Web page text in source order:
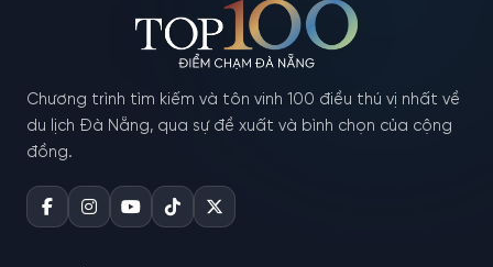
Chương trình tìm kiếm và tôn vinh 100 điều thú vị nhất về
du lịch Đà Nẵng, qua sự đề xuất và bình chọn của cộng
đồng.